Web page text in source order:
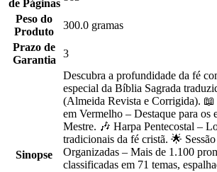
de Páginas
Peso do
Produto
300.0 gramas
Prazo de
Garantia
3
Sinopse
Descubra a profundidade da fé
especial da Bíblia Sagrada
(Almeida Revista e Corrigida). 📖
em Vermelho – Destaque para os
Mestre. 🎶 Harpa Pentecostal –
tradicionais da fé cristã. 🌟 Sessão
Organizadas – Mais de 1.100
classificadas em 71 temas,